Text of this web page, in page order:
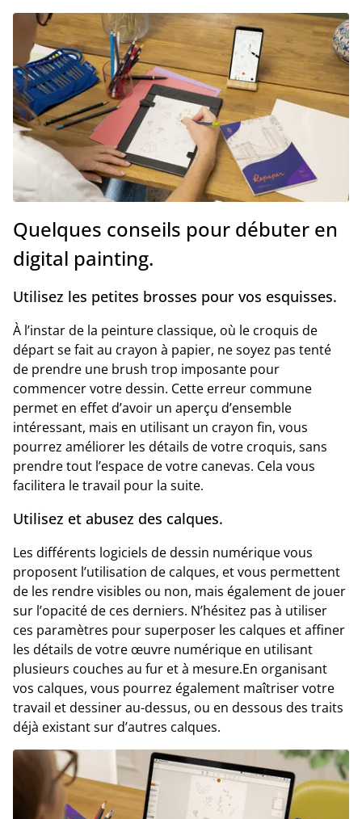
Quelques conseils pour débuter en
digital painting.
Utilisez les petites brosses pour vos esquisses.
À l’instar de la peinture classique, où le croquis de
départ se fait au crayon à papier, ne soyez pas tenté
de prendre une brush trop imposante pour
commencer votre dessin. Cette erreur commune
permet en effet d’avoir un aperçu d’ensemble
intéressant, mais en utilisant un crayon fin, vous
pourrez améliorer les détails de votre croquis, sans
prendre tout l’espace de votre canevas. Cela vous
facilitera le travail pour la suite.
Utilisez et abusez des calques.
Les différents logiciels de dessin numérique vous
proposent l’utilisation de calques, et vous permettent
de les rendre visibles ou non, mais également de jouer
sur l’opacité de ces derniers. N’hésitez pas à utiliser
ces paramètres pour superposer les calques et affiner
les détails de votre œuvre numérique en utilisant
plusieurs couches au fur et à mesure.En organisant
vos calques, vous pourrez également maîtriser votre
travail et dessiner au-dessus, ou en dessous des traits
déjà existant sur d’autres calques.